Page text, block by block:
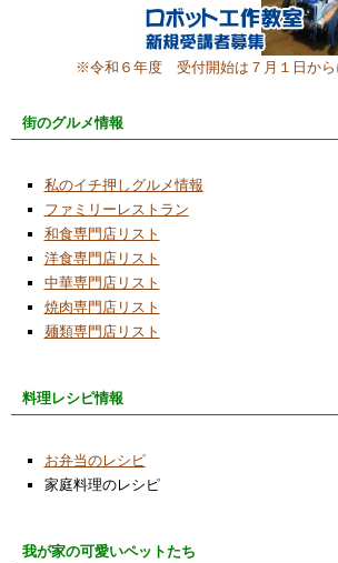
※令和６年度 受付開始は７月１日から
街のグルメ情報
私のイチ押しグルメ情報
ファミリーレストラン
和食専門店リスト
洋食専門店リスト
中華専門店リスト
焼肉専門店リスト
麺類専門店リスト
料理レシピ情報
お弁当のレシピ
家庭料理のレシピ
我が家の可愛いペットたち